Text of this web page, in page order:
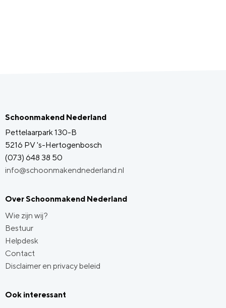
Schoonmakend Nederland
Pettelaarpark 130-B
5216 PV 's-Hertogenbosch
(073) 648 38 50
info@schoonmakendnederland.nl
Over Schoonmakend Nederland
Wie zijn wij?
Bestuur
Helpdesk
Contact
Disclaimer en privacy beleid
Ook interessant